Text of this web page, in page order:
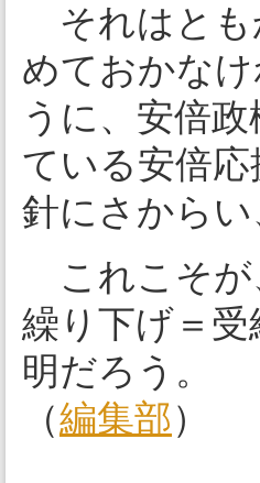
それはとも
めておかな
うに、安倍政
ている安倍
針にさから
これこそが
繰り下げ＝
明だろう。
（編集部）